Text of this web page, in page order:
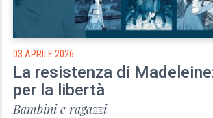
03 APRILE 2026
La resistenza di
per la libertà
Bambini e ragazzi